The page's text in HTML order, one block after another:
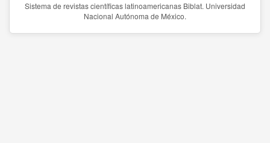
Sistema de revistas científicas latinoamericanas Biblat. Universidad
Nacional Autónoma de México.